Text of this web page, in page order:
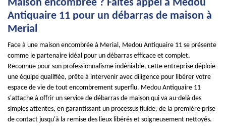
Maison encombrée ? Faites appel à Medou
Antiquaire 11 pour un débarras de maison à
Merial
Face à une maison encombrée à Merial, Medou Antiquaire 11 se présente
comme le partenaire idéal pour un débarras efficace et complet.
Reconnue pour son professionnalisme indéniable, cette entreprise déploie
une équipe qualifiée, prête à intervenir avec diligence pour libérer votre
espace de vie de tout encombrement superflu. Medou Antiquaire 11
s'attache à offrir un service de débarras de maison qui va au-delà des
simples attentes, en garantissant un processus fluide, de la première prise
de contact jusqu'à la remise des lieux libérés et soigneusement nettoyés.